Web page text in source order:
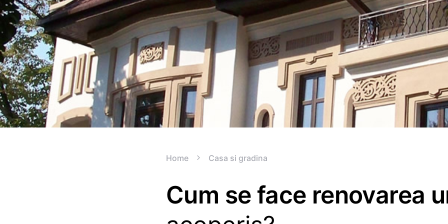
Home Casa si gradina
Cum se face renovarea